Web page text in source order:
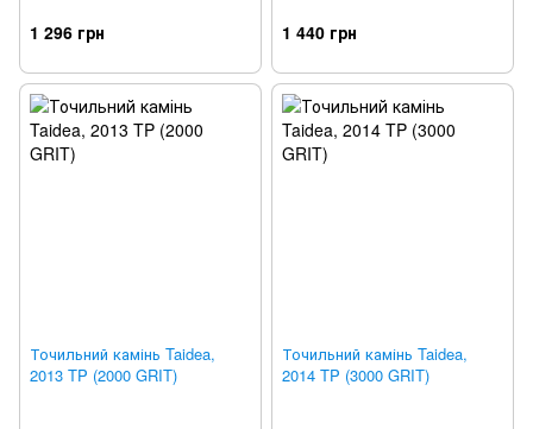
1 296 грн 1 440 грн
Точильний камінь Taidea,
2013 TP (2000 GRIT)
Точильний камінь Taidea,
2014 TP (3000 GRIT)